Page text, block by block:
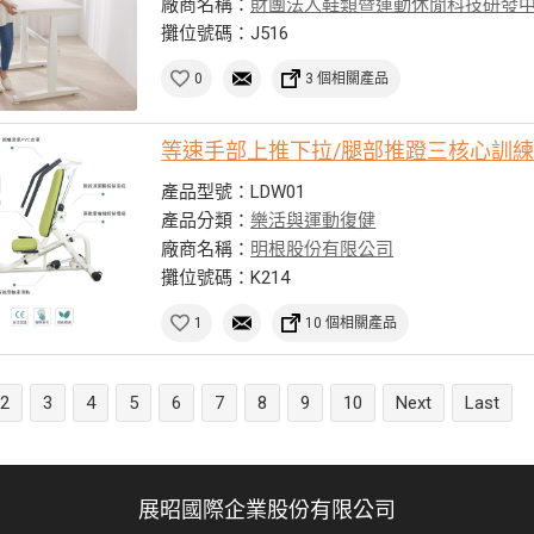
廠商名稱： 財團法人鞋類暨運動休閒科技研發
攤位號碼：J516
0 3 個相關產品
等速手部上推下拉/腿部推蹬三核心訓練
產品型號：LDW01
產品分類：樂活與運動復健
廠商名稱： 明根股份有限公司
攤位號碼：K214
1 10 個相關產品
2 3 4 5 6 7 8 9 10 Next Last
展昭國際企業股份有限公司